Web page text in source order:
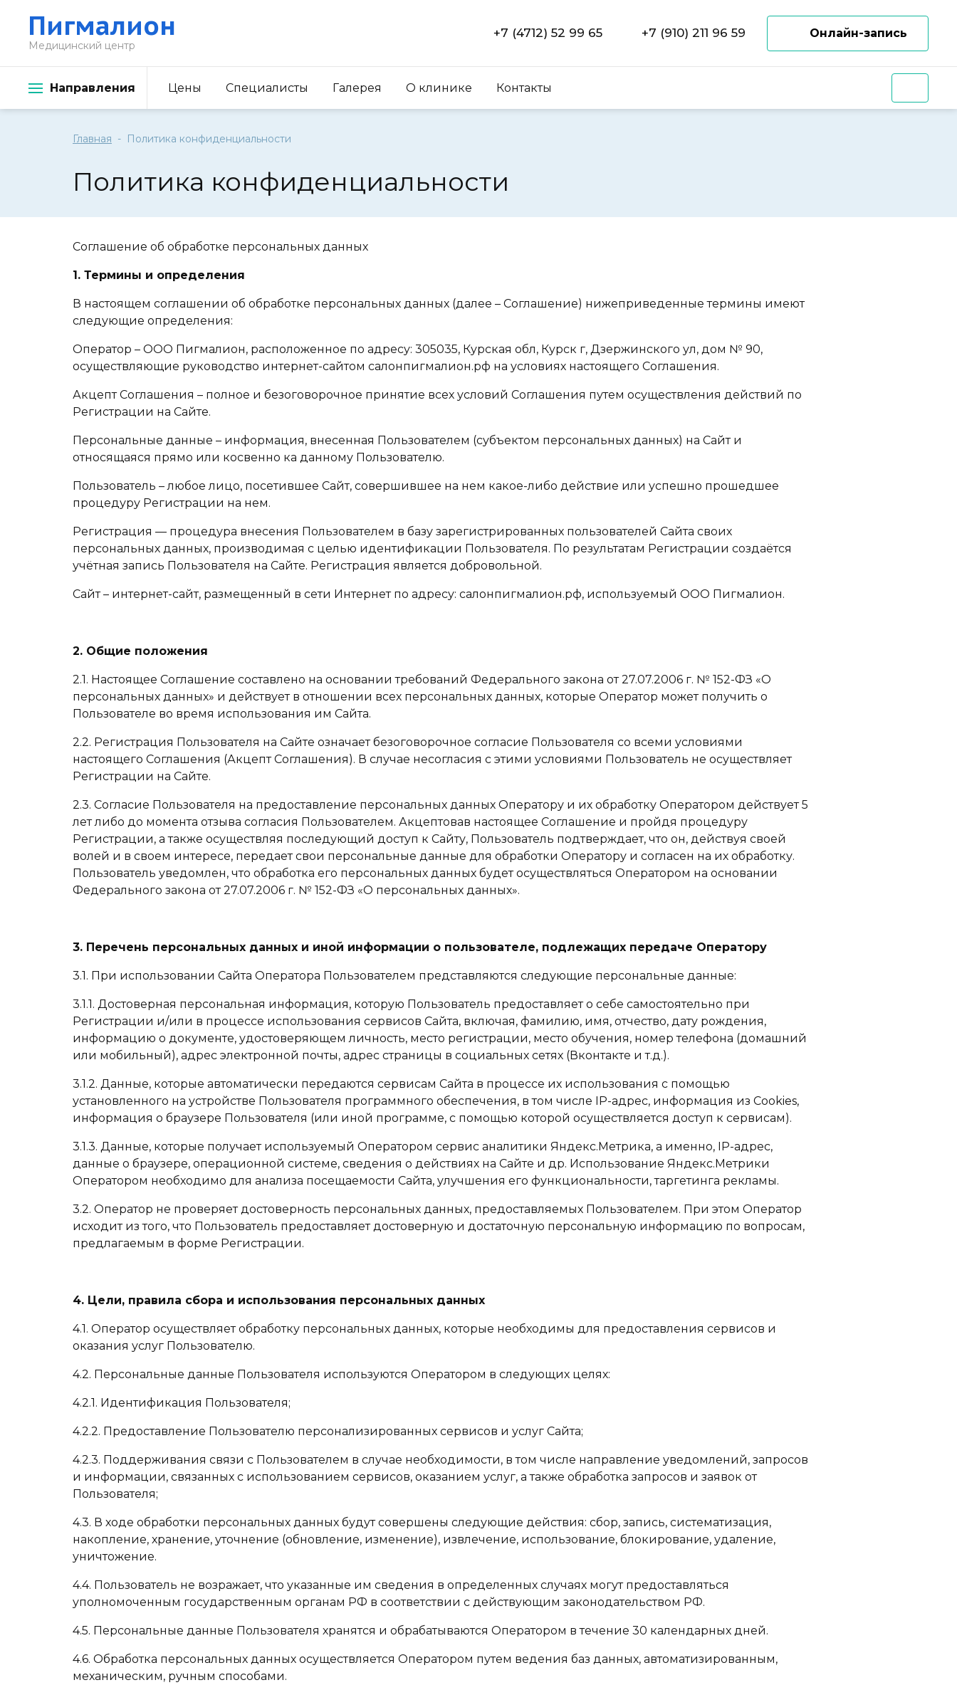
Пигмалион
Медицинский центр
+7 (4712) 52 99 65 +7 (910) 211 96 59 Онлайн-запись
Направления Цены Специалисты Галерея О клинике Контакты
Главная Политика конфиденциальности
Политика конфиденциальности
Соглашение об обработке персональных данных
1. Термины и определения
В настоящем соглашении об обработке персональных данных (далее – Соглашение) нижеприведенные термины имеют
следующие определения:
Оператор – ООО Пигмалион, расположенное по адресу: 305035, Курская обл, Курск г, Дзержинского ул, дом № 90,
осуществляющие руководство интернет-сайтом салонпигмалион.рф на условиях настоящего Соглашения.
Акцепт Соглашения – полное и безоговорочное принятие всех условий Соглашения путем осуществления действий по
Регистрации на Сайте.
Персональные данные – информация, внесенная Пользователем (субъектом персональных данных) на Сайт и
относящаяся прямо или косвенно ка данному Пользователю.
Пользователь – любое лицо, посетившее Сайт, совершившее на нем какое-либо действие или успешно прошедшее
процедуру Регистрации на нем.
Регистрация — процедура внесения Пользователем в базу зарегистрированных пользователей Сайта своих
персональных данных, производимая с целью идентификации Пользователя. По результатам Регистрации создаётся
учётная запись Пользователя на Сайте. Регистрация является добровольной.
Сайт – интернет-сайт, размещенный в сети Интернет по адресу: салонпигмалион.рф, используемый ООО Пигмалион.
2. Общие положения
2.1. Настоящее Соглашение составлено на основании требований Федерального закона от 27.07.2006 г. № 152-ФЗ «О
персональных данных» и действует в отношении всех персональных данных, которые Оператор может получить о
Пользователе во время использования им Сайта.
2.2. Регистрация Пользователя на Сайте означает безоговорочное согласие Пользователя со всеми условиями
настоящего Соглашения (Акцепт Соглашения). В случае несогласия с этими условиями Пользователь не осуществляет
Регистрации на Сайте.
2.3. Согласие Пользователя на предоставление персональных данных Оператору и их обработку Оператором действует 5
лет либо до момента отзыва согласия Пользователем. Акцептовав настоящее Соглашение и пройдя процедуру
Регистрации, а также осуществляя последующий доступ к Сайту, Пользователь подтверждает, что он, действуя своей
волей и в своем интересе, передает свои персональные данные для обработки Оператору и согласен на их обработку.
Пользователь уведомлен, что обработка его персональных данных будет осуществляться Оператором на основании
Федерального закона от 27.07.2006 г. № 152-ФЗ «О персональных данных».
3. Перечень персональных данных и иной информации о пользователе, подлежащих передаче Оператору
3.1. При использовании Сайта Оператора Пользователем представляются следующие персональные данные:
3.1.1. Достоверная персональная информация, которую Пользователь предоставляет о себе самостоятельно при
Регистрации и/или в процессе использования сервисов Сайта, включая, фамилию, имя, отчество, дату рождения,
информацию о документе, удостоверяющем личность, место регистрации, место обучения, номер телефона (домашний
или мобильный), адрес электронной почты, адрес страницы в социальных сетях (Вконтакте и т.д.).
3.1.2. Данные, которые автоматически передаются сервисам Сайта в процессе их использования с помощью
установленного на устройстве Пользователя программного обеспечения, в том числе IP-адрес, информация из Cookies,
информация о браузере Пользователя (или иной программе, с помощью которой осуществляется доступ к сервисам).
3.1.3. Данные, которые получает используемый Оператором сервис аналитики Яндекс.Метрика, а именно, IP-адрес,
данные о браузере, операционной системе, сведения о действиях на Сайте и др. Использование Яндекс.Метрики
Оператором необходимо для анализа посещаемости Сайта, улучшения его функциональности, таргетинга рекламы.
3.2. Оператор не проверяет достоверность персональных данных, предоставляемых Пользователем. При этом Оператор
исходит из того, что Пользователь предоставляет достоверную и достаточную персональную информацию по вопросам,
предлагаемым в форме Регистрации.
4. Цели, правила сбора и использования персональных данных
4.1. Оператор осуществляет обработку персональных данных, которые необходимы для предоставления сервисов и
оказания услуг Пользователю.
4.2. Персональные данные Пользователя используются Оператором в следующих целях:
4.2.1. Идентификация Пользователя;
4.2.2. Предоставление Пользователю персонализированных сервисов и услуг Сайта;
4.2.3. Поддерживания связи с Пользователем в случае необходимости, в том числе направление уведомлений, запросов
и информации, связанных с использованием сервисов, оказанием услуг, а также обработка запросов и заявок от
Пользователя;
4.3. В ходе обработки персональных данных будут совершены следующие действия: сбор, запись, систематизация,
накопление, хранение, уточнение (обновление, изменение), извлечение, использование, блокирование, удаление,
уничтожение.
4.4. Пользователь не возражает, что указанные им сведения в определенных случаях могут предоставляться
уполномоченным государственным органам РФ в соответствии с действующим законодательством РФ.
4.5. Персональные данные Пользователя хранятся и обрабатываются Оператором в течение 30 календарных дней.
4.6. Обработка персональных данных осуществляется Оператором путем ведения баз данных, автоматизированным,
механическим, ручным способами.